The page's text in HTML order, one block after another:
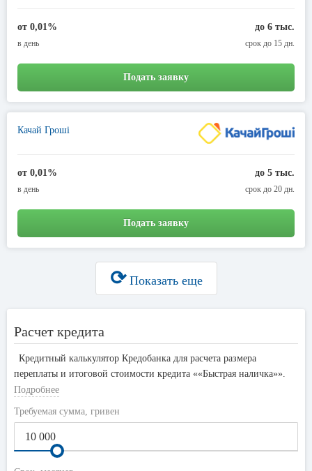
от 0,01%
в день
до 6 тыс.
срок до 15 дн.
Подать заявку
Качай Гроші
от 0,01%
в день
до 5 тыс.
срок до 20 дн.
Подать заявку
⟳Показать еще
Расчет кредита
Кредитный калькулятор Кредобанка для расчета размера
переплаты и итоговой стоимости кредита ««Быстрая наличка»».
По умолчанию установлена минимальная ставка 69,99%, срок
Подробнее
Требуемая сумма, гривен